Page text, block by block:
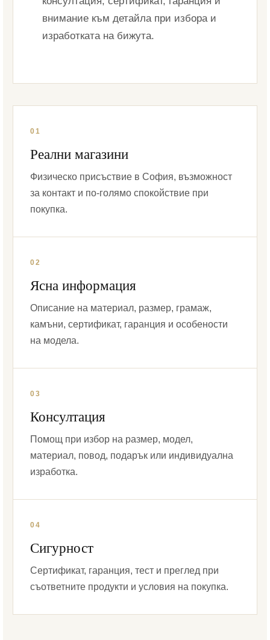
внимание към детайла при избора и
изработката на бижута.
01
Реални магазини
Физическо присъствие в София, възможност
за контакт и по-голямо спокойствие при
покупка.
02
Ясна информация
Описание на материал, размер, грамаж,
камъни, сертификат, гаранция и особености
на модела.
03
Консултация
Помощ при избор на размер, модел,
материал, повод, подарък или индивидуална
изработка.
04
Сигурност
Сертификат, гаранция, тест и преглед при
съответните продукти и условия на покупка.